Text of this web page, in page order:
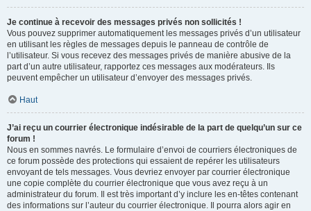
Je continue à recevoir des messages privés non sollicités !
Vous pouvez supprimer automatiquement les messages privés d’un utilisateur
en utilisant les règles de messages depuis le panneau de contrôle de
l’utilisateur. Si vous recevez des messages privés de manière abusive de la
part d’un autre utilisateur, rapportez ces messages aux modérateurs. Ils
peuvent empêcher un utilisateur d’envoyer des messages privés.
Haut
J’ai reçu un courrier électronique indésirable de la part de quelqu’un sur ce
forum !
Nous en sommes navrés. Le formulaire d’envoi de courriers électroniques de
ce forum possède des protections qui essaient de repérer les utilisateurs
envoyant de tels messages. Vous devriez envoyer par courrier électronique
une copie complète du courrier électronique que vous avez reçu à un
administrateur du forum. Il est très important d’y inclure les en-têtes contenant
des informations sur l’auteur du courrier électronique. Il pourra alors agir en